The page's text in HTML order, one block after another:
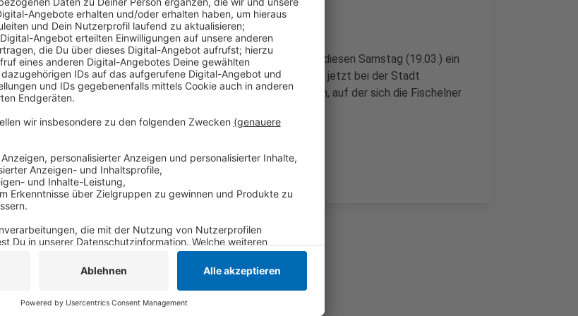
Anzeige
An den Plänen können sich die Fischelner beteiligen. Dafür findet diesen Samstag (19.03.) ein
Rundgang auf dem Gelände statt. Interessierte können sich dafür jetzt bei der Stadt
anmelden. Außerdem soll eine Onlineplattform geschaltet werden, auf der sich die Fischelner